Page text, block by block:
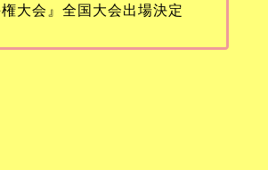
大会』全国大会出場決定